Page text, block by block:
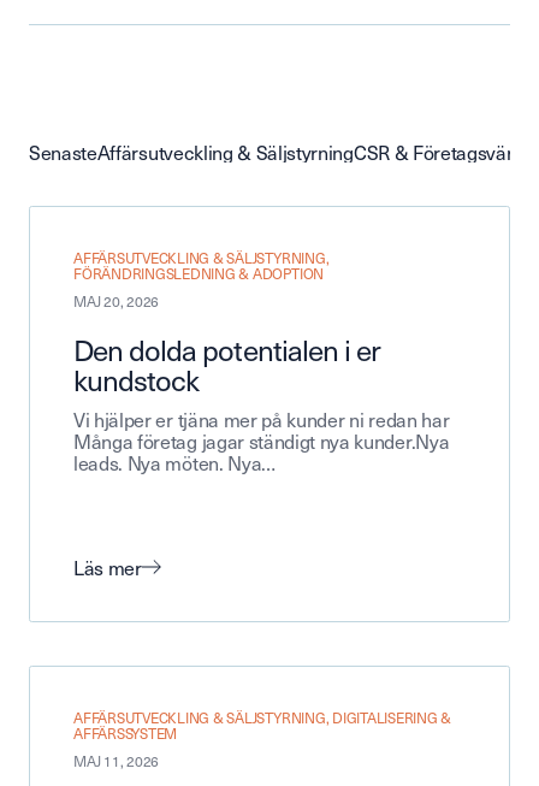
SenasteAffärsutveckling & SäljstyrningCSR &
AFFÄRSUTVECKLING & SÄLJSTYRNING,
FÖRÄNDRINGSLEDNING & ADOPTION
MAJ 20, 2026
Den dolda potentialen i er
kundstock
Vi hjälper er tjäna mer på kunder ni redan har
Många företag jagar ständigt nya kunder.Nya
leads. Nya möten. Nya…
Läs mer
AFFÄRSUTVECKLING & SÄLJSTYRNING, DIGITALISERING &
AFFÄRSSYSTEM
MAJ 11, 2026